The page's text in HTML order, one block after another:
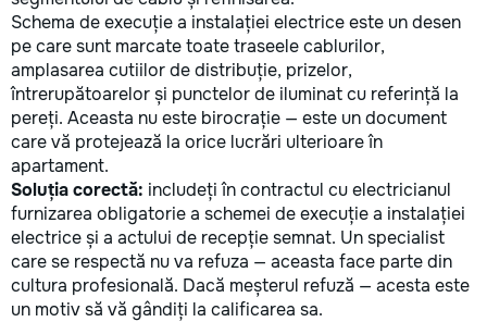
Schema de execuție a instalației electrice este un desen
pe care sunt marcate toate traseele cablurilor,
amplasarea cutiilor de distribuție, prizelor,
întrerupătoarelor și punctelor de iluminat cu referință la
pereți. Aceasta nu este birocrație — este un document
care vă protejează la orice lucrări ulterioare în
apartament.
Soluția corectă: includeți în contractul cu electricianul
furnizarea obligatorie a schemei de execuție a instalației
electrice și a actului de recepție semnat. Un specialist
care se respectă nu va refuza — aceasta face parte din
cultura profesională. Dacă meșterul refuză — acesta este
un motiv să vă gândiți la calificarea sa.